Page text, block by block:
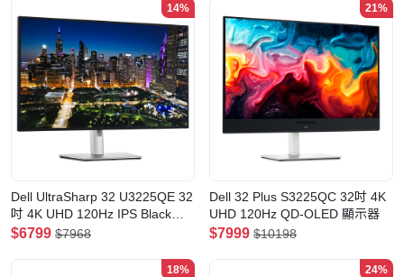
14%
Dell UltraSharp 32 U3225QE 32
吋 4K UHD 120Hz IPS Black
Thunderbolt Hub 顯示器
$6799 $7968
21%
Dell 32 Plus S3225QC 32吋 4K
UHD 120Hz QD-OLED 顯示器
$7999 $10198
18% 24%